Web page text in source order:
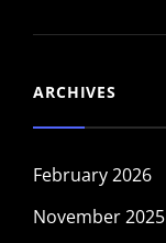
ARCHIVES
February 2026
November 2025